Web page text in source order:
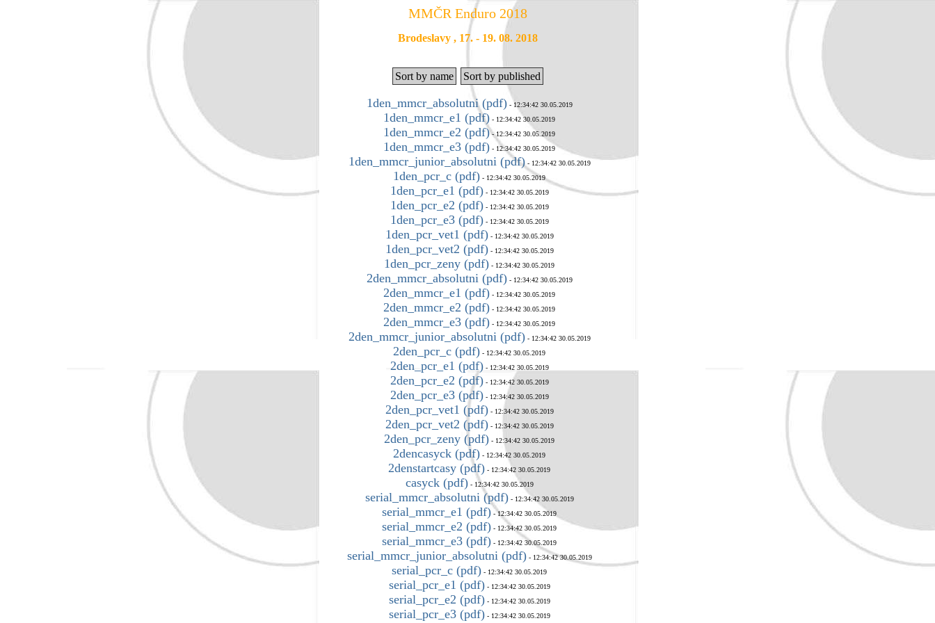
MMČR Enduro 2018
Brodeslavy , 17. - 19. 08. 2018
Sort by name Sort by published
1den_mmcr_absolutni (pdf)- 12:34:42 30.05.2019
1den_mmcr_e1 (pdf) - 12:34:42 30.05.2019
1den_mmcr_e2 (pdf)- 12:34:42 30.05.2019
1den_mmcr_e3 (pdf) - 12:34:42 30.05.2019
1den_mmcr_junior_absolutni (pdf)- 12:34:42 30.05.2019
1den_pcr_c (pdf) - 12:34:42 30.05.2019
1den_pcr_e1 (pdf)- 12:34:42 30.05.2019
1den_pcr_e2 (pdf)- 12:34:42 30.05.2019
1den_pcr_e3 (pdf)- 12:34:42 30.05.2019
1den_pcr_vet1 (pdf)- 12:34:42 30.05.2019
1den_pcr_vet2 (pdf)- 12:34:42 30.05.2019
1den_pcr_zeny (pdf) - 12:34:42 30.05.2019
2den_mmcr_absolutni (pdf)- 12:34:42 30.05.2019
2den_mmcr_e1 (pdf) - 12:34:42 30.05.2019
2den_mmcr_e2 (pdf) - 12:34:42 30.05.2019
2den_mmcr_e3 (pdf) - 12:34:42 30.05.2019
2den_mmcr_junior_absolutni (pdf)- 12:34:42 30.05.2019
2den_pcr_c (pdf) - 12:34:42 30.05.2019
2den_pcr_e1 (pdf)- 12:34:42 30.05.2019
2den_pcr_e2 (pdf)- 12:34:42 30.05.2019
2den_pcr_e3 (pdf)- 12:34:42 30.05.2019
2den_pcr_vet1 (pdf)- 12:34:42 30.05.2019
2den_pcr_vet2 (pdf)- 12:34:42 30.05.2019
2den_pcr_zeny (pdf) - 12:34:42 30.05.2019
2dencasyck (pdf) - 12:34:42 30.05.2019
2denstartcasy (pdf) - 12:34:42 30.05.2019
casyck (pdf)- 12:34:42 30.05.2019
serial_mmcr_absolutni (pdf)- 12:34:42 30.05.2019
serial_mmcr_e1 (pdf) - 12:34:42 30.05.2019
serial_mmcr_e2 (pdf) - 12:34:42 30.05.2019
serial_mmcr_e3 (pdf) - 12:34:42 30.05.2019
serial_mmcr_junior_absolutni (pdf)- 12:34:42 30.05.2019
serial_pcr_c (pdf) - 12:34:42 30.05.2019
serial_pcr_e1 (pdf)- 12:34:42 30.05.2019
serial_pcr_e2 (pdf)- 12:34:42 30.05.2019
serial_pcr_e3 (pdf)- 12:34:42 30.05.2019